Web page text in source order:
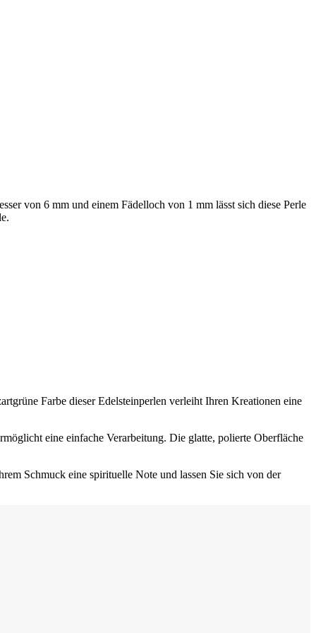
von 6 mm und einem Fädelloch von 1 mm lässt sich diese Perle
Farbe dieser Edelsteinperlen verleiht Ihren Kreationen eine
eine einfache Verarbeitung. Die glatte, polierte Oberfläche
Schmuck eine spirituelle Note und lassen Sie sich von der